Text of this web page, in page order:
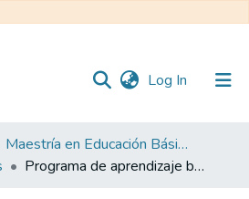
Log In (current)
Maestría en Educación Básica
Programa de aprendizaje basado en proyectos para fomentar la creatividad y la resolución de problemas en estudiantes de sexto año de EGB